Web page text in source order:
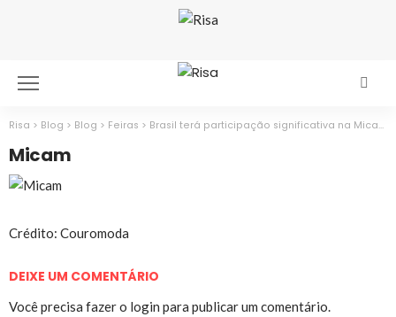
Risa > Blog > Blog > Feiras > Brasil terá participação significativa na Micam
Micam
Crédito: Couromoda
DEIXE UM COMENTÁRIO
Você precisa fazer o login para publicar um comentário.